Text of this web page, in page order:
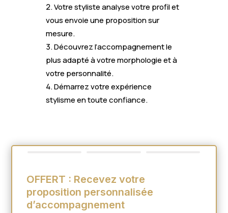
Votre styliste analyse votre profil et
vous envoie une proposition sur
mesure.
Découvrez l’accompagnement le
plus adapté à votre morphologie et à
votre personnalité.
Démarrez votre expérience
stylisme en toute confiance.